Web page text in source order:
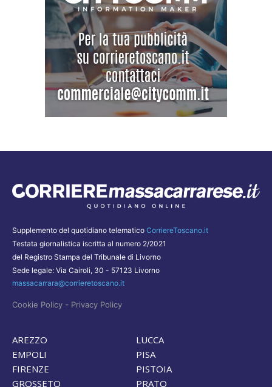
Supplemento del quotidiano telematico CorriereToscano.it
Testata giornalistica iscritta al numero 2/2021
del Registro Stampa del Tribunale di Livorno
Sede legale: Via Cairoli, 30 - 57123 Livorno
massacarrara@corrieretoscano.it
Cookie Policy - Privacy Policy
AREZZO
EMPOLI
FIRENZE
GROSSETO
LUCCA
PISA
PISTOIA
PRATO